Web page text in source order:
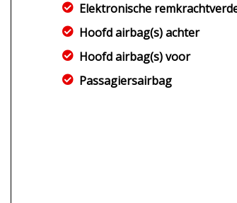
Elektronische
Hoofd airbag(s) achter
Hoofd airbag(s) voor
Passagiersairbag